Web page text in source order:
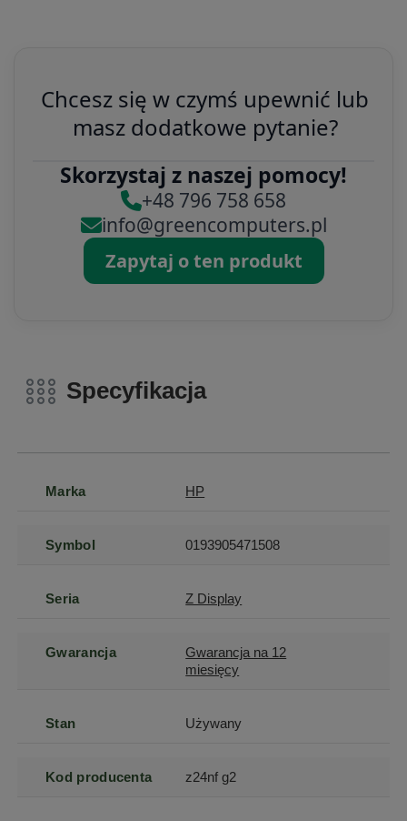
Chcesz się w czymś upewnić lub
masz dodatkowe pytanie?
Skorzystaj z naszej pomocy!
+48 796 758 658
info@greencomputers.pl
Zapytaj o ten produkt
Specyfikacja
Marka HP
Symbol 0193905471508
Seria Z Display
Gwarancja
Gwarancja na 12
miesięcy
Stan Używany
Kod producenta z24nf g2